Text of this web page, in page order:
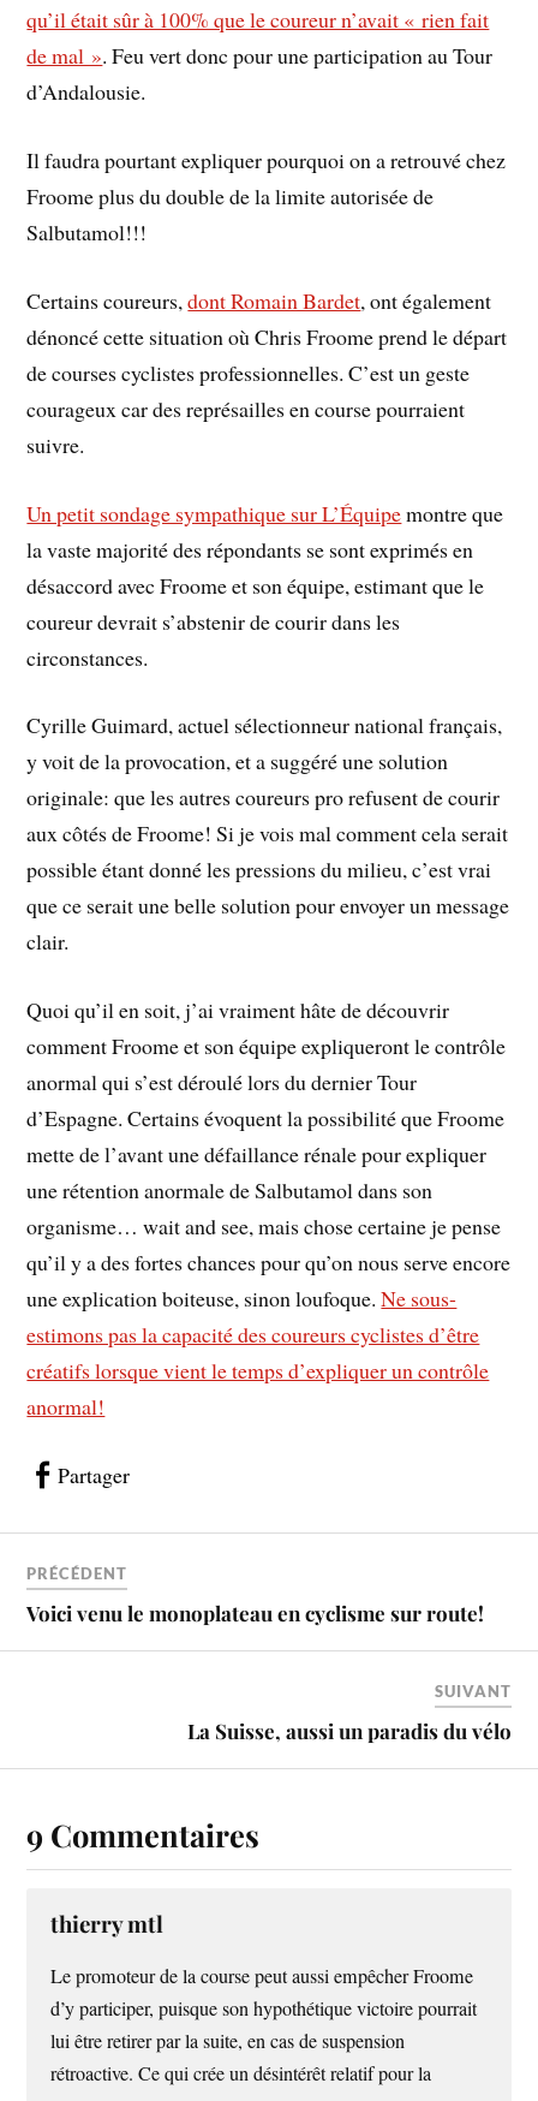
qu’il était sûr à 100% que le coureur n’avait « rien fait
de mal ». Feu vert donc pour une participation au Tour
d’Andalousie.
Il faudra pourtant expliquer pourquoi on a retrouvé chez
Froome plus du double de la limite autorisée de
Salbutamol!!!
Certains coureurs,dont Romain Bardet, ont également
dénoncé cette situation où Chris Froome prend le départ
de courses cyclistes professionnelles. C’est un geste
courageux car des représailles en course pourraient
suivre.
Un petit sondage sympathique sur L’Équipemontre que
la vaste majorité des répondants se sont exprimés en
désaccord avec Froome et son équipe, estimant que le
coureur devrait s’abstenir de courir dans les
circonstances.
Cyrille Guimard, actuel sélectionneur national français,
y voit de la provocation, et a suggéré une solution
originale: que les autres coureurs pro refusent de courir
aux côtés de Froome! Si je vois mal comment cela serait
possible étant donné les pressions du milieu, c’est vrai
que ce serait une belle solution pour envoyer un message
clair.
Quoi qu’il en soit, j’ai vraiment hâte de découvrir
comment Froome et son équipe expliqueront le contrôle
anormal qui s’est déroulé lors du dernier Tour
d’Espagne. Certains évoquent la possibilité que Froome
mette de l’avant une défaillance rénale pour expliquer
une rétention anormale de Salbutamol dans son
organisme… wait and see, mais chose certaine je pense
qu’il y a des fortes chances pour qu’on nous serve encore
une explication boiteuse, sinon loufoque.Ne sous-
estimons pas la capacité des coureurs cyclistes d’être
créatifs lorsque vient le temps d’expliquer un contrôle
anormal!
Partager
PRÉCÉDENT
Voici venu le monoplateau en cyclisme sur route!
SUIVANT
La Suisse, aussi un paradis du vélo
9 Commentaires
thierry mtl
Le promoteur de la course peut aussi empêcher Froome
d’y participer, puisque son hypothétique victoire pourrait
lui être retirer par la suite, en cas de suspension
rétroactive. Ce qui crée un désintérêt relatif pour la